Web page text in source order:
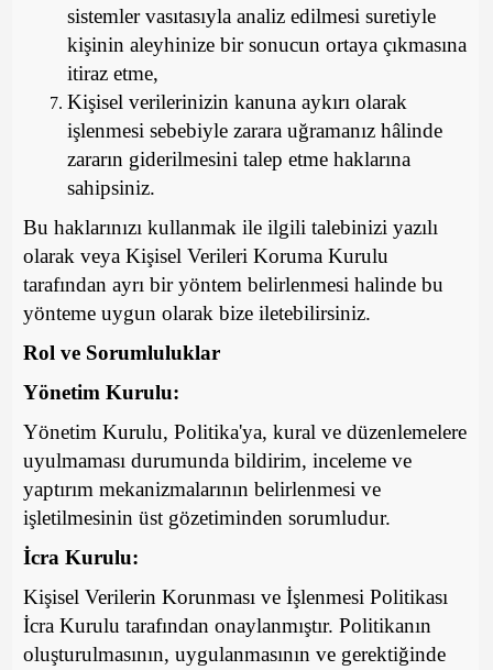
sistemler vasıtasıyla analiz edilmesi suretiyle
kişinin aleyhinize bir sonucun ortaya çıkmasına
itiraz etme,
Kişisel verilerinizin kanuna aykırı olarak
işlenmesi sebebiyle zarara uğramanız hâlinde
zararın giderilmesini talep etme haklarına
sahipsiniz.
Bu haklarınızı kullanmak ile ilgili talebinizi yazılı
olarak veya Kişisel Verileri Koruma Kurulu
tarafından ayrı bir yöntem belirlenmesi halinde bu
yönteme uygun olarak bize iletebilirsiniz.
Rol ve Sorumluluklar
Yönetim Kurulu:
Yönetim Kurulu, Politika'ya, kural ve düzenlemelere
uyulmaması durumunda bildirim, inceleme ve
yaptırım mekanizmalarının belirlenmesi ve
işletilmesinin üst gözetiminden sorumludur.
İcra Kurulu:
Kişisel Verilerin Korunması ve İşlenmesi Politikası
İcra Kurulu tarafından onaylanmıştır. Politikanın
oluşturulmasının, uygulanmasının ve gerektiğinde